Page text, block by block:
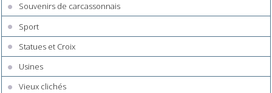
Souvenirs de carcassonnais
Sport
Statues et Croix
Usines
Vieux clichés